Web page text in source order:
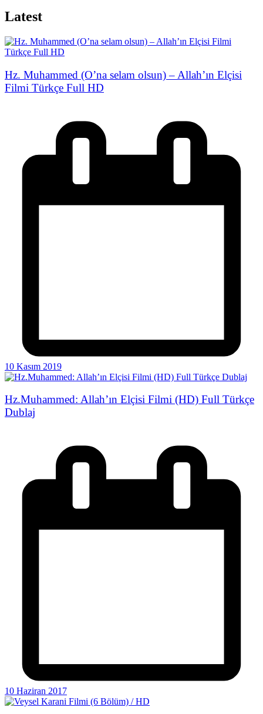
Latest
Hz. Muhammed (O’na selam olsun) – Allah’ın Elçisi
Filmi Türkçe Full HD
10 Kasım 2019
Hz.Muhammed: Allah’ın Elçisi Filmi (HD) Full Türkçe
Dublaj
10 Haziran 2017